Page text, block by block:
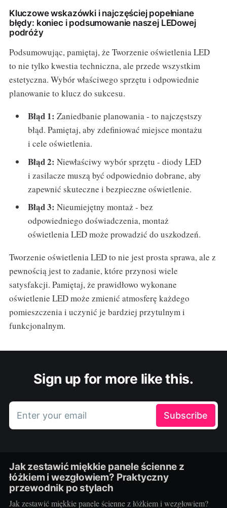
Kluczowe wskazówki i najczęściej popełniane
błędy: koniec i podsumowanie naszej LEDowej
podróży
Podsumowując, pamiętaj, że Tworzenie oświetlenia LED
to nie tylko kwestia techniczna, ale przede wszystkim
estetyczna. Wybór właściwego sprzętu i odpowiednie
planowanie to klucz do sukcesu.
Błąd 1: Zaniedbanie planowania - to najczęstszy
błąd. Pamiętaj, aby zdefiniować miejsce montażu
i cele oświetlenia.
Błąd 2: Niewłaściwy wybór sprzętu - diody LED
i zasilacze muszą być odpowiednio dobrane, aby
zapewnić skuteczne i bezpieczne oświetlenie.
Błąd 3: Nieumiejętny montaż - bez
odpowiedniego doświadczenia, montaż
oświetlenia LED może prowadzić do uszkodzeń.
Tworzenie oświetlenia LED to nie jest prosta sprawa, ale z
pewnością jest to zadanie, które przynosi wiele
satysfakcji. Pamiętaj, że prawidłowo wykonane
oświetlenie LED może zmienić atmosferę każdego
pomieszczenia i uczynić je bardziej przytulnym i
funkcjonalnym.
Sign up for more like this.
Enter your email Subscribe
Jak zestawić miękkie panele ścienne z
łóżkiem i wezgłowiem? Praktyczny
przewodnik po stylach
Jak zestawić miękkie panele ścienne z łóżkiem i wezgłowiem?